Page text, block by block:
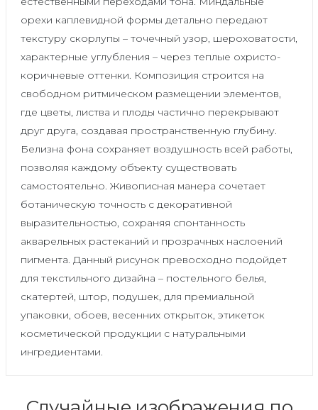
орехи каплевидной формы детально передают
текстуру скорлупы – точечный узор, шероховатости,
характерные углубления – через теплые охристо-
коричневые оттенки. Композиция строится на
свободном ритмическом размещении элементов,
где цветы, листва и плоды частично перекрывают
друг друга, создавая пространственную глубину.
Белизна фона сохраняет воздушность всей работы,
позволяя каждому объекту существовать
самостоятельно. Живописная манера сочетает
ботаническую точность с декоративной
выразительностью, сохраняя спонтанность
акварельных растеканий и прозрачных наслоений
пигмента. Данный рисунок превосходно подойдет
для текстильного дизайна – постельного белья,
скатертей, штор, подушек, для премиальной
упаковки, обоев, весенних открыток, этикеток
косметической продукции с натуральными
ингредиентами.